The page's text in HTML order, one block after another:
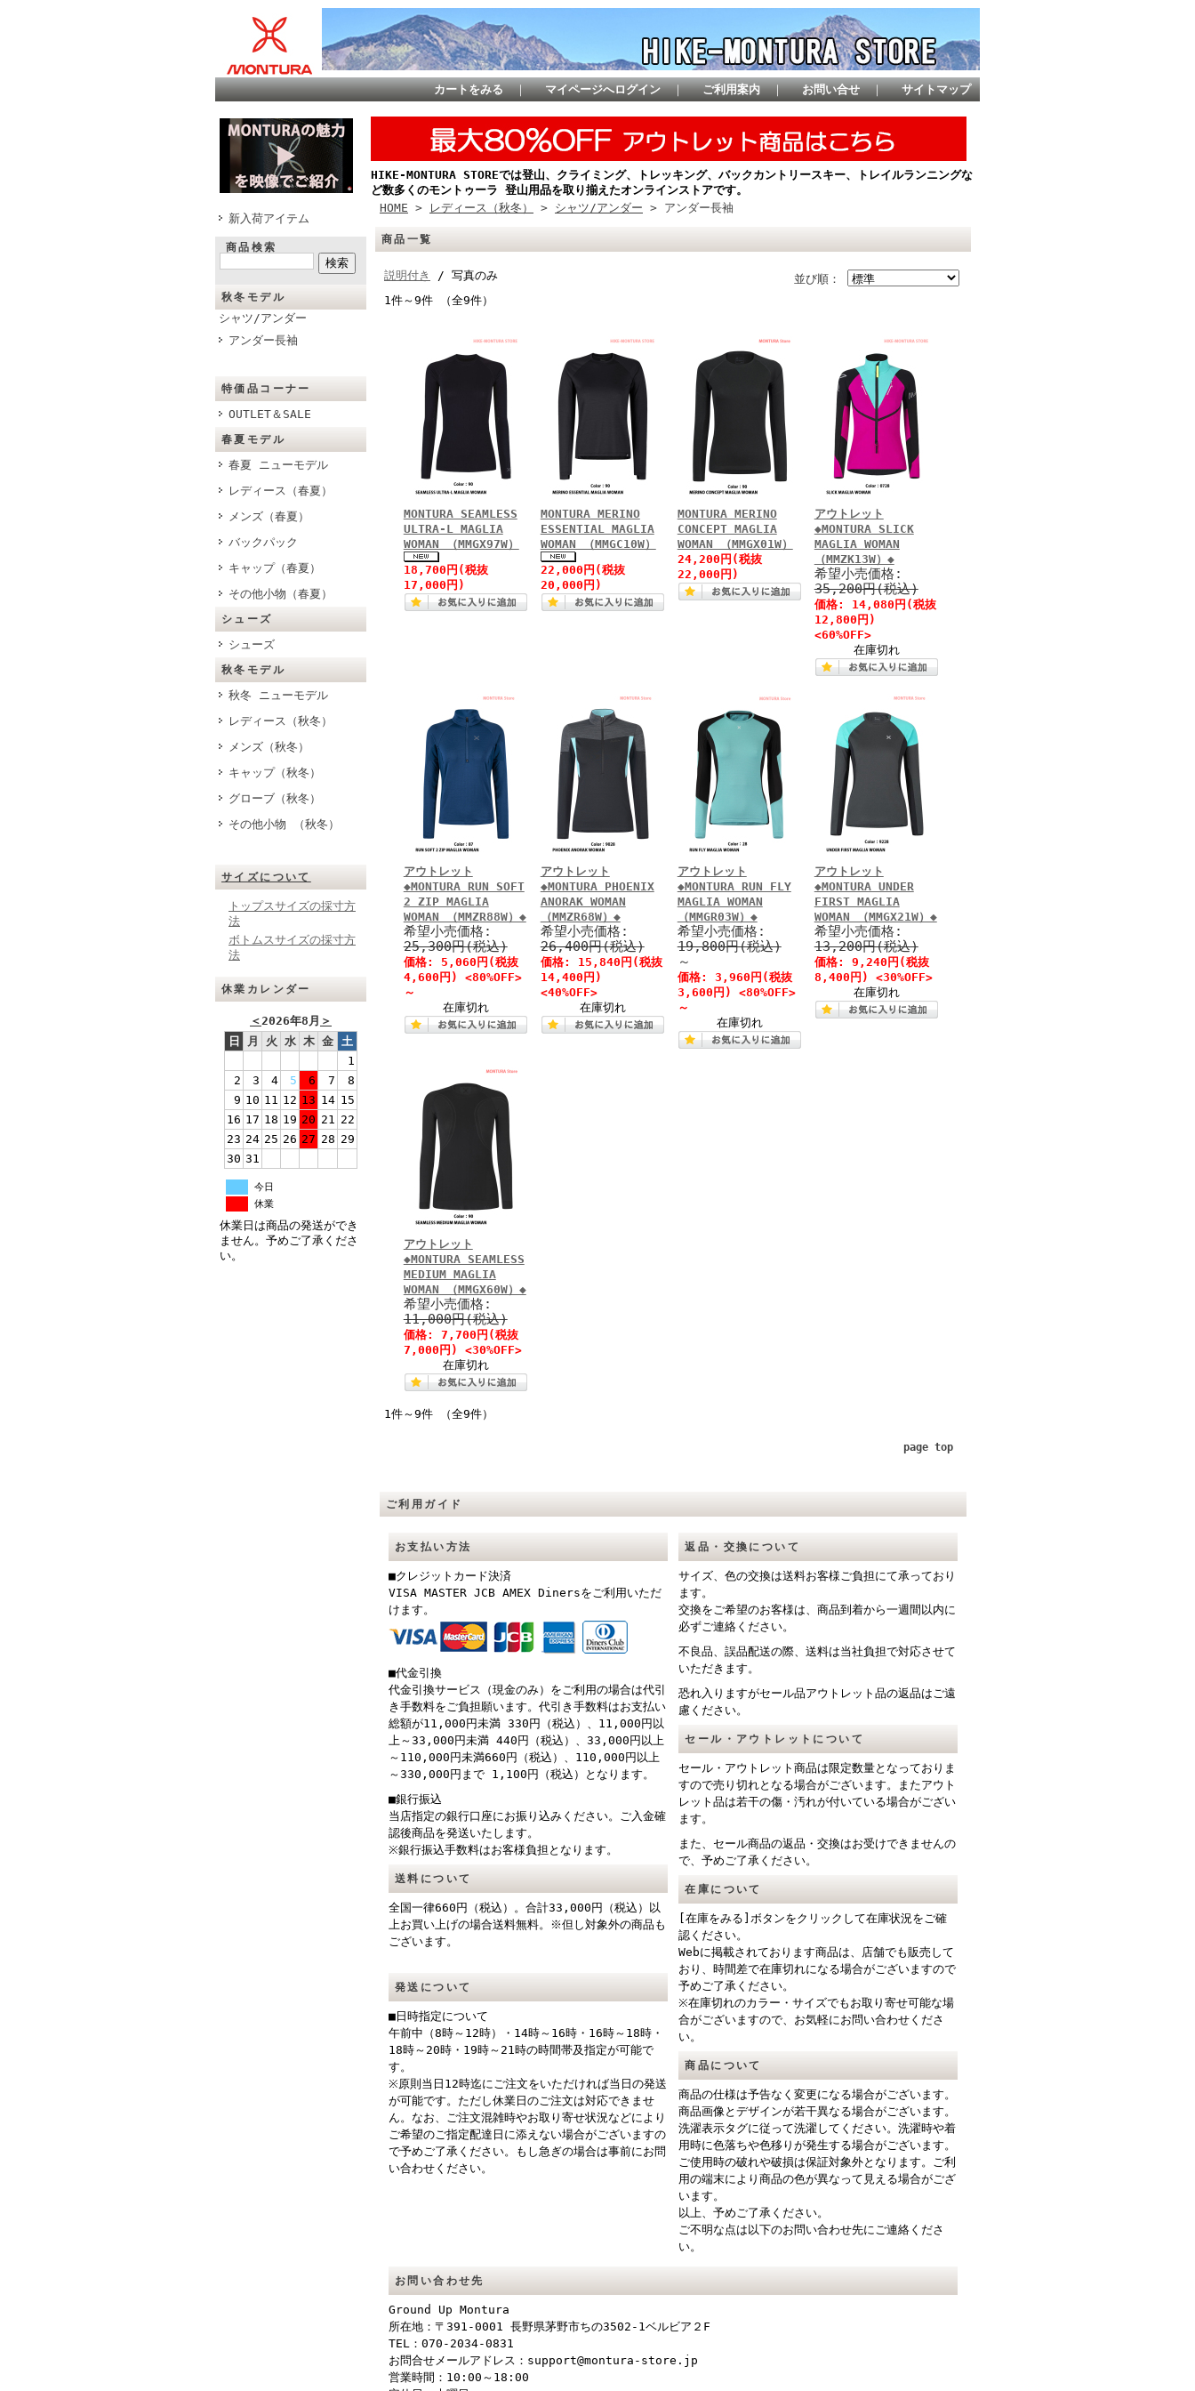
カートをみる ｜ マイページへログイン ｜ ご利用案内 ｜ お問い合せ ｜ サイトマップ
新入荷アイテム
商品検索
秋冬モデル
シャツ/アンダー
アンダー長袖
特価品コーナー
OUTLET＆SALE
春夏モデル
春夏 ニューモデル
レディース（春夏）
メンズ（春夏）
バックパック
キャップ（春夏）
その他小物（春夏）
シューズ
シューズ
秋冬モデル
秋冬 ニューモデル
レディース（秋冬）
メンズ（秋冬）
キャップ（秋冬）
グローブ（秋冬）
その他小物 （秋冬）
サイズについて
トップスサイズの採寸方
法
ボトムスサイズの採寸方
法
休業カレンダー
＜2026年8月 ＞
日
月 火 水 木 金 土
1
2
3 4 5 6 7
8
9 10 11 12 13 14 15
16 17 18 19 20 21 22
23 24 25 26 27 28 29
30 31
今日
休業
休業日は商品の発送ができ
ません。予めご了承くださ
い。
HIKE-MONTURA STOREでは登山、クライミング、トレッキング、バックカントリースキー、トレイルランニングな
ど数多くのモントゥーラ 登山用品を取り揃えたオンラインストアです。
HOME > レディース（秋冬） > シャツ/アンダー > アンダー長袖
商品一覧
並び順：
説明付き
/ 写真のみ
1件～9件 （全9件）
MONTURA SEAMLESS
ULTRA-L MAGLIA
WOMAN （MMGX97W）
18,700円(税抜
17,000円)
MONTURA MERINO
ESSENTIAL MAGLIA
WOMAN （MMGC10W）
22,000円(税抜
20,000円)
MONTURA MERINO
CONCEPT MAGLIA
WOMAN （MMGX01W）
24,200円(税抜
22,000円)
アウトレット
◆MONTURA SLICK
MAGLIA WOMAN
（MMZK13W）◆
希望小売価格:
35,200円(税込)
価格: 14,080円(税抜
12,800円)
<60%OFF>
在庫切れ
アウトレット
◆MONTURA RUN SOFT
2 ZIP MAGLIA
WOMAN （MMZR88W）◆
希望小売価格:
25,300円(税込)
価格: 5,060円(税抜
4,600円) <80%OFF>
～
在庫切れ
アウトレット
◆MONTURA PHOENIX
ANORAK WOMAN
（MMZR68W）◆
希望小売価格:
26,400円(税込)
価格: 15,840円(税抜
14,400円)
<40%OFF>
在庫切れ
アウトレット
◆MONTURA RUN FLY
MAGLIA WOMAN
（MMGR03W）◆
希望小売価格:
19,800円(税込)
～
価格: 3,960円(税抜
3,600円) <80%OFF>
～
在庫切れ
アウトレット
◆MONTURA UNDER
FIRST MAGLIA
WOMAN （MMGX21W）◆
希望小売価格:
13,200円(税込)
価格: 9,240円(税抜
8,400円) <30%OFF>
在庫切れ
アウトレット
◆MONTURA SEAMLESS
MEDIUM MAGLIA
WOMAN （MMGX60W）◆
希望小売価格:
11,000円(税込)
価格: 7,700円(税抜
7,000円) <30%OFF>
在庫切れ
1件～9件 （全9件）
page top
ご利用ガイド
お支払い方法
■クレジットカード決済
VISA MASTER JCB AMEX Dinersをご利用いただ
けます。
■代金引換
代金引換サービス（現金のみ）をご利用の場合は代引
き手数料をご負担願います。代引き手数料はお支払い
総額が11,000円未満 330円（税込）、11,000円以
上～33,000円未満 440円（税込）、33,000円以上
～110,000円未満660円（税込）、110,000円以上
～330,000円まで 1,100円（税込）となります。
■銀行振込
当店指定の銀行口座にお振り込みください。ご入金確
認後商品を発送いたします。
※銀行振込手数料はお客様負担となります。
送料について
全国一律660円（税込）。合計33,000円（税込）以
上お買い上げの場合送料無料。※但し対象外の商品も
ございます。
発送について
■日時指定について
午前中（8時～12時）・14時～16時・16時～18時・
18時～20時・19時～21時の時間帯及指定が可能で
す。
※原則当日12時迄にご注文をいただければ当日の発送
が可能です。ただし休業日のご注文は対応できませ
ん。なお、ご注文混雑時やお取り寄せ状況などにより
ご希望のご指定配達日に添えない場合がございますの
で予めご了承ください。もし急ぎの場合は事前にお問
い合わせください。
返品・交換について
サイズ、色の交換は送料お客様ご負担にて承っており
ます。
交換をご希望のお客様は、商品到着から一週間以内に
必ずご連絡ください。
不良品、誤品配送の際、送料は当社負担で対応させて
いただきます。
恐れ入りますがセール品アウトレット品の返品はご遠
慮ください。
セール・アウトレットについて
セール・アウトレット商品は限定数量となっておりま
すので売り切れとなる場合がございます。またアウト
レット品は若干の傷・汚れが付いている場合がござい
ます。
また、セール商品の返品・交換はお受けできませんの
で、予めご了承ください。
在庫について
[在庫をみる]ボタンをクリックして在庫状況をご確
認ください。
Webに掲載されております商品は、店舗でも販売して
おり、時間差で在庫切れになる場合がございますので
予めご了承ください。
※在庫切れのカラー・サイズでもお取り寄せ可能な場
合がございますので、お気軽にお問い合わせくださ
い。
商品について
商品の仕様は予告なく変更になる場合がございます。
商品画像とデザインが若干異なる場合がございます。
洗濯表示タグに従って洗濯してください。洗濯時や着
用時に色落ちや色移りが発生する場合がございます。
ご使用時の破れや破損は保証対象外となります。ご利
用の端末により商品の色が異なって見える場合がござ
います。
以上、予めご了承ください。
ご不明な点は以下のお問い合わせ先にご連絡くださ
い。
お問い合わせ先
Ground Up Montura
所在地：〒391-0001 長野県茅野市ちの3502-1ベルビア２F
TEL：070-2034-0831
お問合せメールアドレス：support@montura-store.jp
営業時間：10:00～18:00